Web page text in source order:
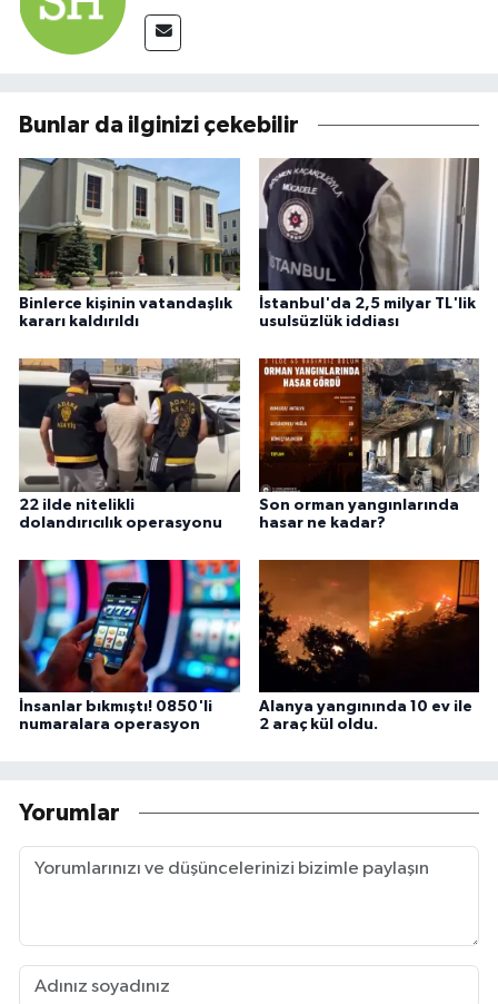
Bunlar da ilginizi çekebilir
Binlerce kişinin vatandaşlık
kararı kaldırıldı
İstanbul'da 2,5 milyar TL'lik
usulsüzlük iddiası
22 ilde nitelikli
dolandırıcılık operasyonu
Son orman yangınlarında
hasar ne kadar?
İnsanlar bıkmıştı! 0850'li
numaralara operasyon
Alanya yangınında 10 ev ile
2 araç kül oldu.
Yorumlar